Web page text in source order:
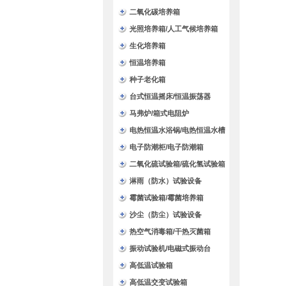
二氧化碳培养箱
光照培养箱/人工气候培养箱
生化培养箱
恒温培养箱
种子老化箱
台式恒温摇床/恒温振荡器
马弗炉/箱式电阻炉
电热恒温水浴锅/电热恒温水槽
电子防潮柜/电子防潮箱
二氧化硫试验箱/硫化氢试验箱
淋雨（防水）试验设备
霉菌试验箱/霉菌培养箱
沙尘（防尘）试验设备
热空气消毒箱/干热灭菌箱
振动试验机/电磁式振动台
高低温试验箱
高低温交变试验箱